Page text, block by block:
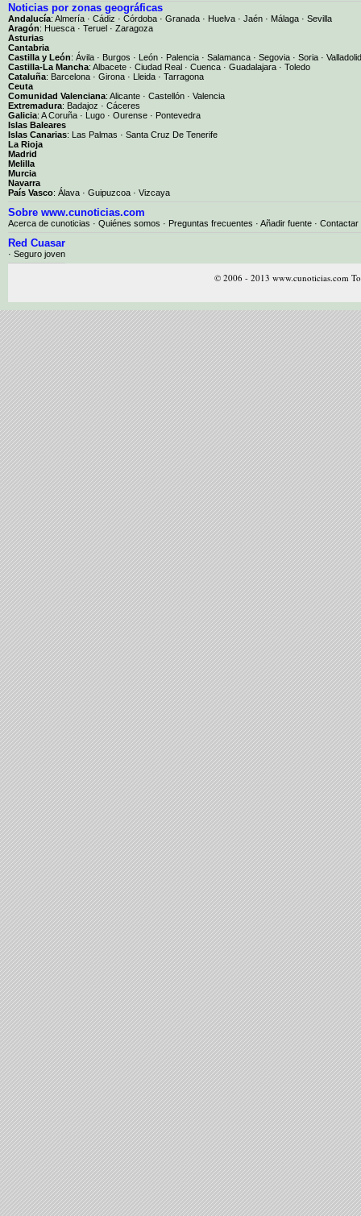
Noticias por zonas geográficas
Andalucía: Almería · Cádiz · Córdoba · Granada · Huelva · Jaén · Málaga · Sevilla
Aragón: Huesca · Teruel · Zaragoza
Asturias
Cantabria
Castilla y León: Ávila · Burgos · León · Palencia · Salamanca · Segovia · Soria · Valladolid
Castilla-La Mancha: Albacete · Ciudad Real · Cuenca · Guadalajara · Toledo
Cataluña: Barcelona · Girona · Lleida · Tarragona
Ceuta
Comunidad Valenciana: Alicante · Castellón · Valencia
Extremadura: Badajoz · Cáceres
Galicia: A Coruña · Lugo · Ourense · Pontevedra
Islas Baleares
Islas Canarias: Las Palmas · Santa Cruz De Tenerife
La Rioja
Madrid
Melilla
Murcia
Navarra
País Vasco: Álava · Guipuzcoa · Vizcaya
Sobre www.cunoticias.com
Acerca de cunoticias · Quiénes somos · Preguntas frecuentes · Añadir fuente · Contactar
Red Cuasar
· Seguro joven
© 2006 - 2013 www.cunoticias.com